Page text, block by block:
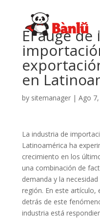
El auge
en
by sitemanager| Ago
La industria de
Latinoamérica ha
crecimiento en los
una combinación de
demanda y la
región. En este artículo,
detrás de este
industria está